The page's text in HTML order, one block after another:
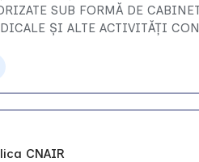
SUB FORMĂ DE
ȘI ALTE ACTIVITĂȚI
CNAIR